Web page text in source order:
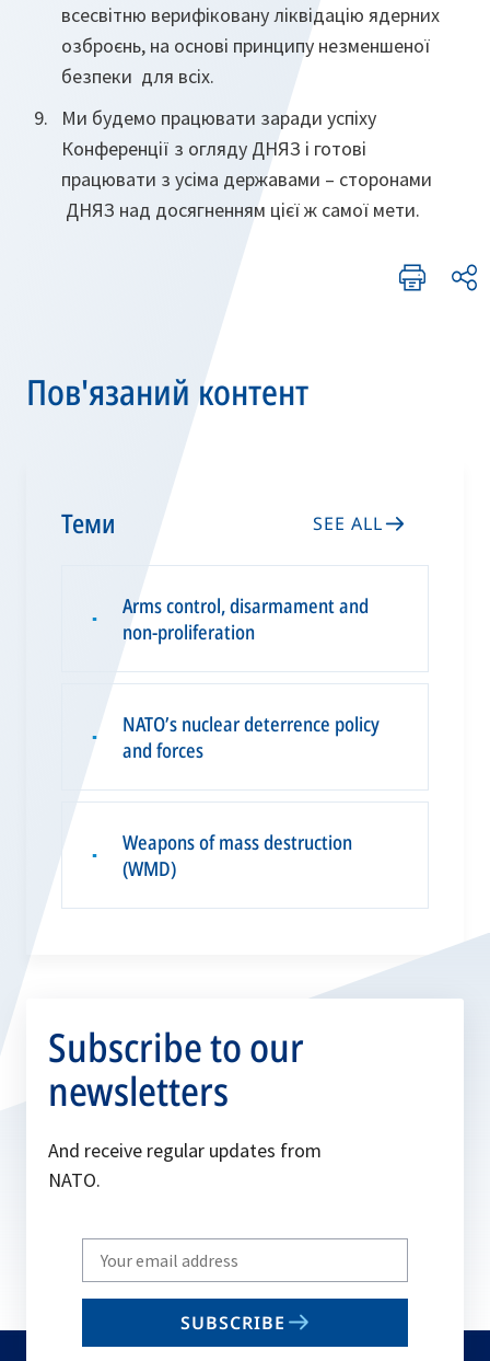
всесвітню верифіковану ліквідацію ядерних
озброєнь, на основі принципу незменшеної
безпеки для всіх.
Ми будемо працювати заради успіху
Конференції з огляду ДНЯЗ і готові
працювати з усіма державами – сторонами
ДНЯЗ над досягненням цієї ж самої мети.
Пов'язаний контент
Теми SEE ALL
▪
Arms control, disarmament and
non-proliferation
▪
NATO’s nuclear deterrence policy
and forces
▪
Weapons of mass destruction
(WMD)
Subscribe to our
newsletters
And receive regular updates from
NATO.
Write
your
email
SUBSCRIBE